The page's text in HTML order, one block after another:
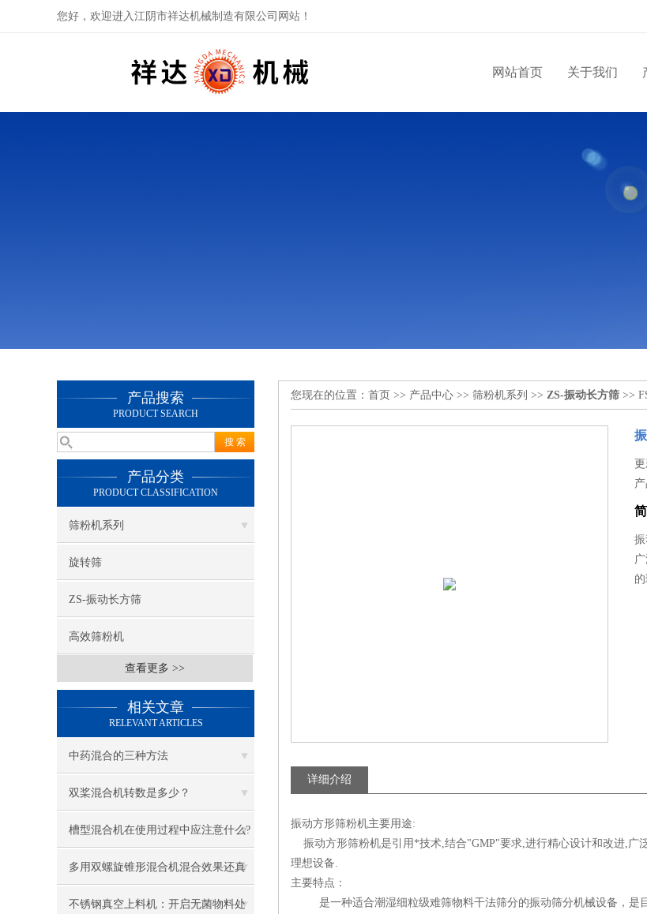
您好，欢迎进入江阴市祥达机械制造有限公司网站！
网站首页 关于我们
产品搜索
PRODUCT SEARCH
产品分类
PRODUCT CLASSIFICATION
筛粉机系列
旋转筛
ZS-振动长方筛
高效筛粉机
查看更多 >>
相关文章
RELEVANT ARTICLES
中药混合的三种方法
双桨混合机转数是多少？
槽型混合机在使用过程中应注意什么?
多用双螺旋锥形混合机混合效果还真
是理想
不锈钢真空上料机：开启无菌物料处
您现在的位置： 首页 >> 产品中心 >> 筛粉机系列 >> ZS-振动长方筛 >>
详细介绍
振动方形筛粉机主要用途:
振动方形筛粉机是引用*技术,结合"GMP"要求,进行精心设计和改进,广
理想设备.
主要特点：
是一种适合潮湿细粒级难筛物料干法筛分的振动筛分机械设备，是